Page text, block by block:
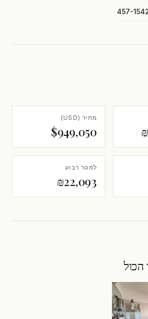
457-
מחיר (USD)
$949,050
למטר רבוע
₪22,093